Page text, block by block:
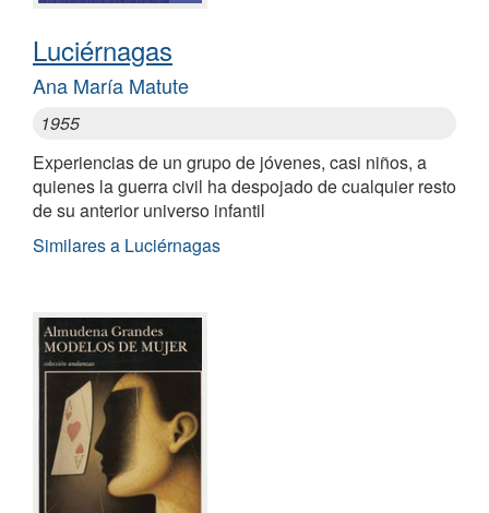
Luciérnagas
Ana María Matute
1955
Experiencias de un grupo de jóvenes, casi niños, a
quienes la guerra civil ha despojado de cualquier resto
de su anterior universo infantil
Similares a Luciérnagas